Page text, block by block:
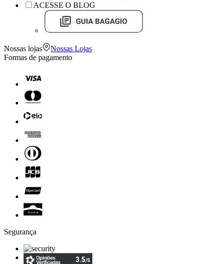
ACESSE O BLOG
Nossas lojas
Nossas Lojas
Formas de pagamento
Segurança